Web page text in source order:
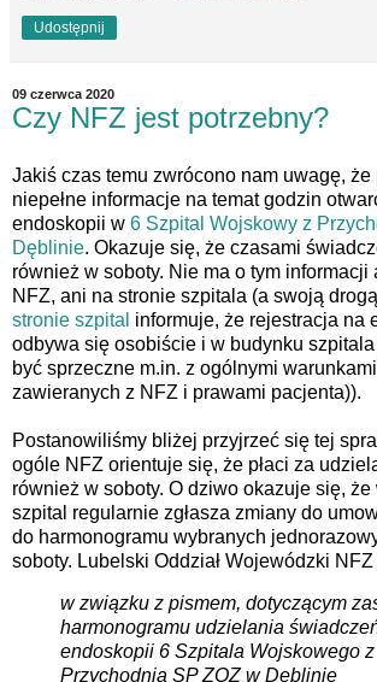
Udostępnij
09 czerwca 2020
Czy NFZ jest potrzebny?
Jakiś czas temu zwrócono nam uwagę, że
niepełne informacje na temat godzin
endoskopii w 6 Szpital Wojskowy z
Dęblinie. Okazuje się, że czasami
również w soboty. Nie ma o tym informacji
NFZ, ani na stronie szpitala (a swoją
stronie szpital informuje, że rejestracja na
odbywa się osobiście i w budynku
być sprzeczne m.in. z ogólnymi
zawieranych z NFZ i prawami pacjenta)).
Postanowiliśmy bliżej przyjrzeć się tej
ogóle NFZ orientuje się, że płaci za
również w soboty. O dziwo okazuje się,
szpital regularnie zgłasza zmiany do
do harmonogramu wybranych
soboty. Lubelski Oddział Wojewódzki
w związku z pismem, dotyczącym
harmonogramu udzielania
endoskopii 6 Szpitala Wojskowego z
Przychodnią SP ZOZ w Dęblinie